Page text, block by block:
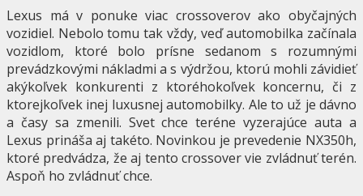
Lexus má v ponuke viac crossoverov ako obyčajných
vozidiel. Nebolo tomu tak vždy, veď automobilka začínala
vozidlom, ktoré bolo prísne sedanom s rozumnými
prevádzkovými nákladmi a s výdržou, ktorú mohli závidieť
akýkoľvek konkurenti z ktoréhokoľvek koncernu, či z
ktorejkoľvek inej luxusnej automobilky. Ale to už je dávno
a časy sa zmenili. Svet chce teréne vyzerajúce auta a
Lexus prináša aj takéto. Novinkou je prevedenie NX350h,
ktoré predvádza, že aj tento crossover vie zvládnuť terén.
Aspoň ho zvládnuť chce.